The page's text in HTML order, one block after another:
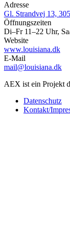
Adresse
Gl. Strandvej 13,
Öffnungszeiten
Di–Fr 11–22 Uhr,
Website
www.louisiana.dk
E-Mail
mail@louisiana.dk
AEX ist ein Projekt
Datenschutz
Kontakt/